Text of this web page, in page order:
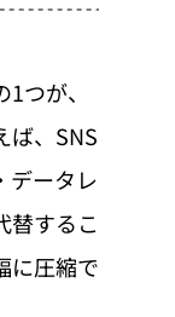
つが、
ば、SNS
データレ
替するこ
に圧縮で